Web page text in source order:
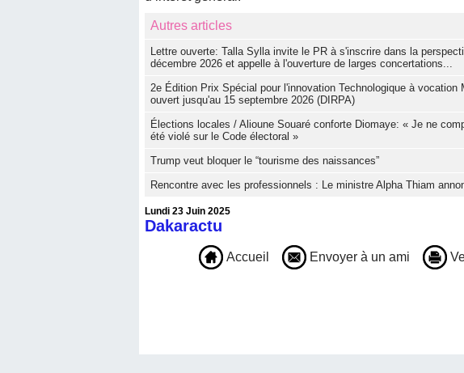
Autres articles
Lettre ouverte: Talla Sylla invite le PR à s'inscrire dans la
décembre 2026 et appelle à l'ouverture de larges concertations...
2e Édition Prix Spécial pour l'innovation Technologique à
ouvert jusqu'au 15 septembre 2026 (DIRPA)
Élections locales / Alioune Souaré conforte Diomaye: « Je ne
été violé sur le Code électoral »
Trump veut bloquer le “tourisme des naissances”
Rencontre avec les professionnels : Le ministre Alpha Thiam
Lundi 23 Juin 2025
Dakaractu
Accueil Envoyer à un ami